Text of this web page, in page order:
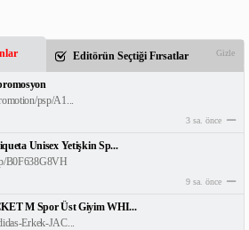
Editörün Seçtiği Fırsatlar Gizle
psp/A1...
3 sa. önce
Unisex Yetişkin Sp...
B0F638G8VH
9 sa. önce
M Spor Üst Giyim WHI...
Erkek-JAC...